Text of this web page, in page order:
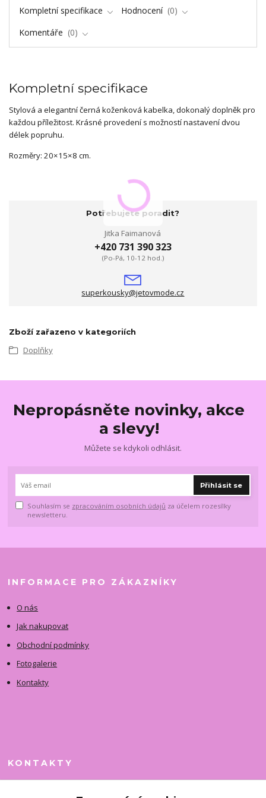
Kompletní specifikace Hodnocení
0
Komentáře
0
Kompletní specifikace
Stylová a elegantní černá koženková kabelka, dokonalý doplněk pro
každou příležitost. Krásné provedení s možností nastavení dvou
délek popruhu.
Rozměry: 20×15×8 cm.
Potřebujete poradit?
Jitka Faimanová
+420 731 390 323
(Po-Pá, 10-12 hod.)
superkousky@jetovmode.cz
Zboží zařazeno v kategoriích
Doplňky
Nepropásněte novinky, akce
a slevy!
Můžete se kdykoli odhlásit.
Přihlásit se
Souhlasím se zpracováním osobních údajů za účelem rozesílky
newsletteru.
INFORMACE PRO ZÁKAZNÍKY
O nás
Jak nakupovat
Obchodní podmínky
Fotogalerie
Kontakty
KONTAKTY